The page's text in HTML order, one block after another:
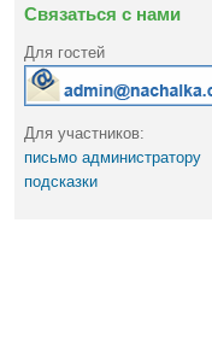
Связаться с нами
Для гостей
Для участников:
письмо администратору
подсказки